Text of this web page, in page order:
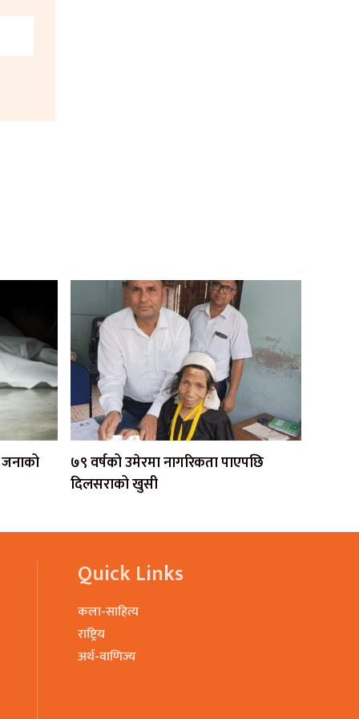
७९ वर्षको उमेरमा नागरिकता पाएपछि
दिलसराको खुसी
Quick Links
कला-साहित्य
राष्ट्रिय
अर्थ-वाणिज्य